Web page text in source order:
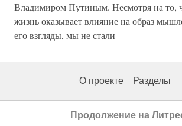
Владимиром Путиным. Несмотря на то,
жизнь оказывает влияние на образ
его взгляды, мы не стали
О проекте Разделы
Продолжение на